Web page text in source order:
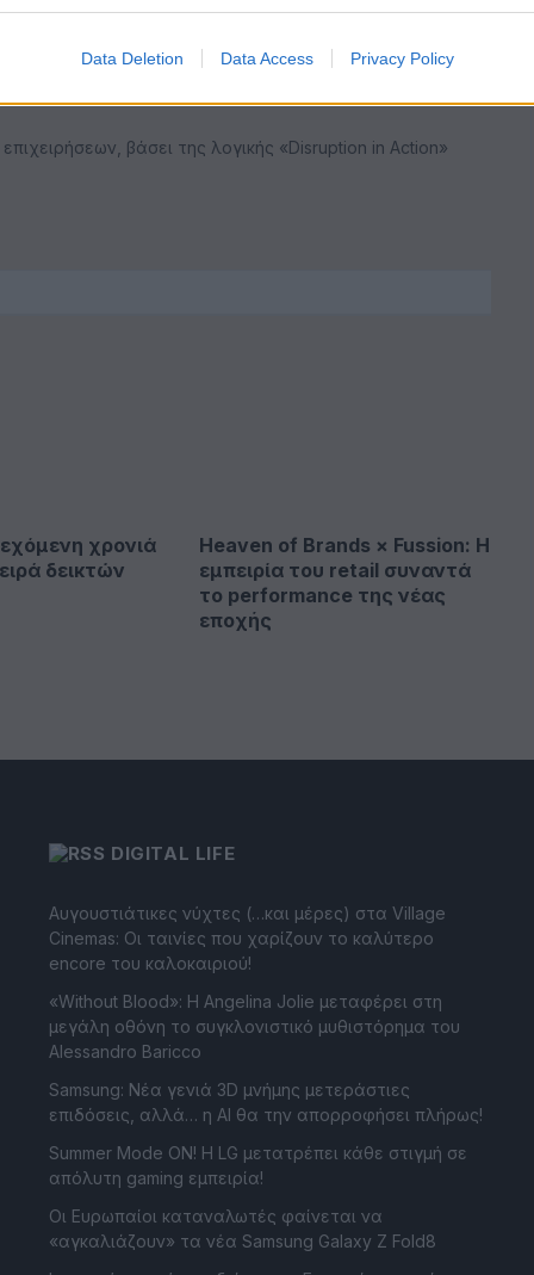
Data Deletion Data Access Privacy Policy
βάσει της λογικής «Disruption in Action»
χρονιά
δεικτών
Heaven of Brands × Fussion: Η
εμπειρία του retail συναντά
το performance της νέας
εποχής
DIGITAL LIFE
Αυγουστιάτικες νύχτες (…και μέρες) στα Village
Cinemas: Οι ταινίες που χαρίζουν το καλύτερο
encore του καλοκαιριού!
«Without Blood»: Η Angelina Jolie μεταφέρει στη
μεγάλη οθόνη το συγκλονιστικό μυθιστόρημα του
Alessandro Baricco
Samsung: Νέα γενιά 3D μνήμης μετεράστιες
επιδόσεις, αλλά… η AI θα την απορροφήσει πλήρως!
Summer Mode ON! Η LG μετατρέπει κάθε στιγμή σε
απόλυτη gaming εμπειρία!
Οι Ευρωπαίοι καταναλωτές φαίνεται να
«αγκαλιάζουν» τα νέα Samsung Galaxy Z Fold8